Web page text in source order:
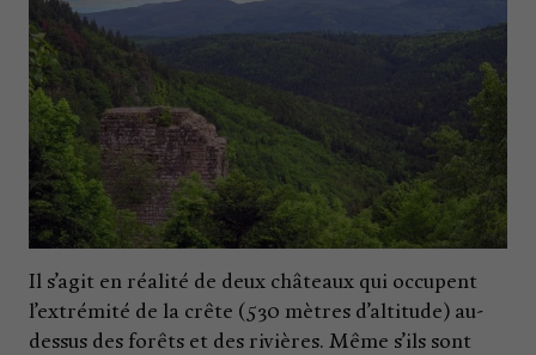
Il s’agit en réalité de deux châteaux qui occupent
l’extrémité de la crête (530 mètres d’altitude) au-
dessus des forêts et des rivières. Même s’ils sont